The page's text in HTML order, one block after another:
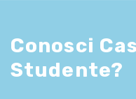
Conosci
Studente?